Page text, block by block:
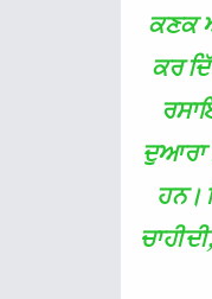
ਕਣਕ
ਕਰ
ਦੁਆਰਾ
ਹਨ।